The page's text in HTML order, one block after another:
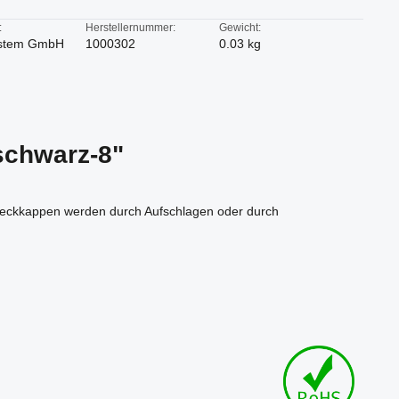
GmbH
Herstellernummer:
1000302
Gewicht:
0.03 kg
8"
werden durch Aufschlagen oder durch